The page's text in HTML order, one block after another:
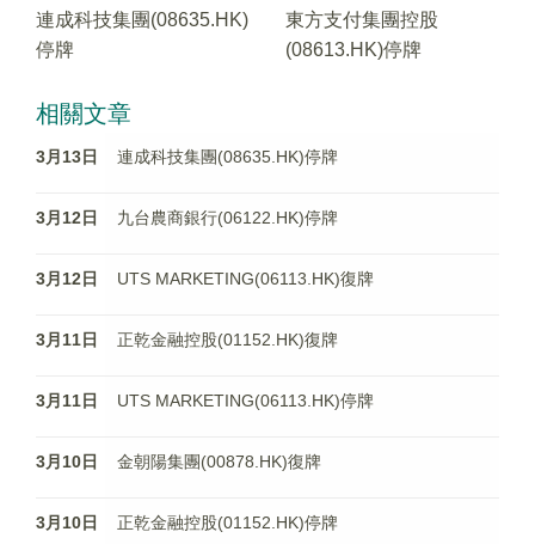
連成科技集團(08635.HK)
停牌
東方支付集團控股
(08613.HK)停牌
相關文章
3月13日 連成科技集團(08635.HK)停牌
3月12日 九台農商銀行(06122.HK)停牌
3月12日 UTS MARKETING(06113.HK)復牌
3月11日 正乾金融控股(01152.HK)復牌
3月11日 UTS MARKETING(06113.HK)停牌
3月10日 金朝陽集團(00878.HK)復牌
3月10日 正乾金融控股(01152.HK)停牌